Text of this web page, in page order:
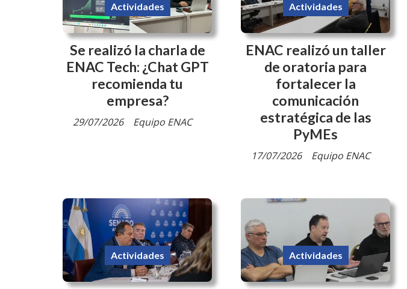
Se realizó la charla de
ENAC Tech: ¿Chat GPT
recomienda tu
empresa?
Equipo ENAC
Actividades
29/07/2026
ENAC realizó un taller
de oratoria para
fortalecer la
comunicación
estratégica de las
PyMEs
Equipo ENAC
Actividades
17/07/2026
Actividades Actividades